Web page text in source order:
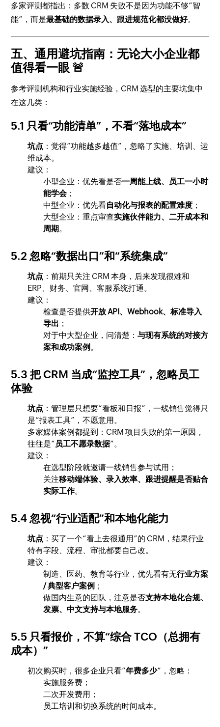
多家评测都指出：多数 CRM 失败不是因为功能不够“智
能”，而是最基础的数据录入、跟进规范化都没做好。
五、通用避坑指南：无论大小企业都
值得看一眼 🚨
参考评测机构和行业实施经验，CRM 选型的主要坑集中
在这几类：
5.1 只看“功能清单”，不看“落地成本”
坑点 ：觉得“功能越多越值”，忽略了实施、培训、运
维成本。
建议：
小型企业：优先看是否一周能上线、员工一小时
能学会；
中型企业：优先看自动化与报表的配置难度 ；
大型企业：重点审查实施伙伴能力、二开成本和
周期。
5.2 忽略“数据出口”和“系统集成”
坑点 ：前期只关注 CRM 本身，后来发现很难和
ERP、财务、官网、客服系统打通。
建议：
检查是否提供开放 API、Webhook、标准导入
导出 ；
对于中大型企业，问清楚：与现有系统的对接方
案和成功案例 。
5.3 把 CRM 当成“监控工具”，忽略员工
体验
坑点 ：管理层只想要“看板和日报”，一线销售觉得只
是“报表工具”，不愿意用。
多家媒体案例都提到：CRM 项目失败的第一原因，
往往是“ 员工不愿录数据”。
建议：
在选型阶段就邀请一线销售参与试用；
关注移动端体验、录入效率、跟进提醒是否贴合
实际工作。
5.4 忽视“行业适配”和本地化能力
坑点 ：买了一个“看上去很通用”的 CRM，结果行业
特有字段、流程、审批都要自己改。
建议：
制造、医药、教育等行业，优先看有无行业方案
/ 典型客户案例 ；
做国内生意的团队，注意是否支持本地化合规、
发票、中文支持与本地服务。
5.5 只看报价，不算“综合 TCO（总拥有
成本）”
初次购买时，很多企业只看“年费多少”，忽略：
实施服务费；
二次开发费用；
员工培训和切换系统的时间成本。